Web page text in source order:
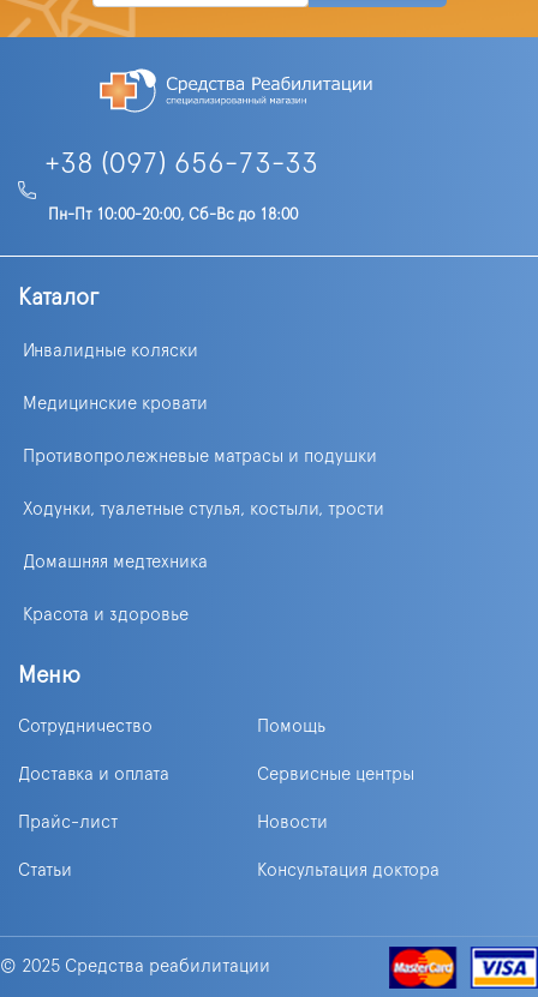
+38 (097) 656-73-33
Пн-Пт 10:00-20:00, Сб-Вс до 18:00
Каталог
Инвалидные коляски
Медицинские кровати
Противопролежневые матрасы и подушки
Ходунки, туалетные стулья, костыли, трости
Домашняя медтехника
Красота и здоровье
Меню
Сотрудничество Помощь
Доставка и оплата Сервисные центры
Прайс-лист Новости
Статьи Консультация доктора
© 2025 Средства реабилитации